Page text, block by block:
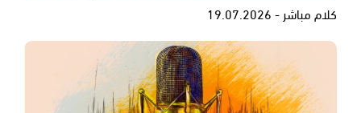
كلام مباشر - 19.07.2026